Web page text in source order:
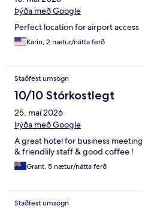
Þýða með Google
Perfect location for airport access
Karin, 2 nætur/nátta ferð
Staðfest umsögn
10/10 Stórkostlegt
25. maí 2026
Þýða með Google
A great hotel for business
& friendlily staff & good coffee !
Grant, 5 nætur/nátta ferð
Staðfest umsögn